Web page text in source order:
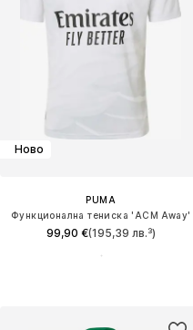
Ново
PUMA
Функционална тениска 'ACM Away'
99,90 €(195,39 лв.³)